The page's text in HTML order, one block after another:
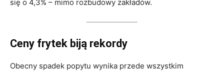
się o 4,3% – mimo rozbudowy zakładów.
Ceny frytek biją rekordy
Obecny spadek popytu wynika przede wszystkim